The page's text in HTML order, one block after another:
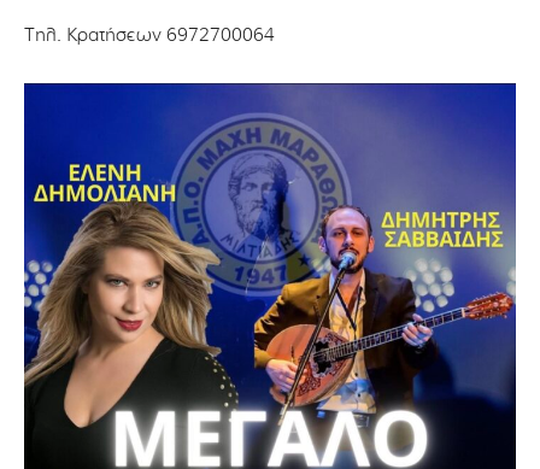
Τηλ. Κρατήσεων 6972700064